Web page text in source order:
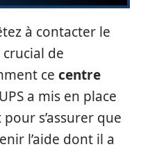
à contacter le
crucial de
ce centre
a mis en place
s’assurer que
l’aide dont il a